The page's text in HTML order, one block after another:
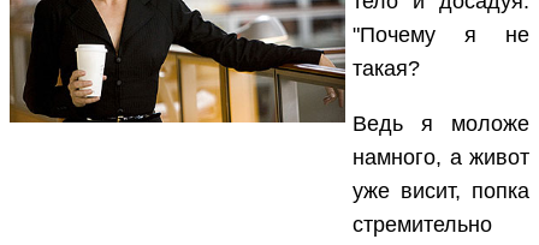
"Почему я не
такая?
Ведь я моложе
намного, а живот
уже висит, попка
стремительно